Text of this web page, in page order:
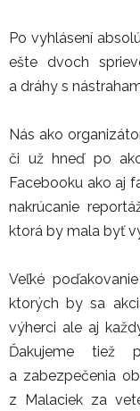
Po vyhlásení
ešte dvoch
a dráhy s
Nás ako
či už hneď po
Facebooku ako aj
nakrúcanie
ktorá by mala byť
Veľké
ktorých by sa
výherci ale aj
Ďakujeme tiež
a zabezpečenia
z Malaciek za